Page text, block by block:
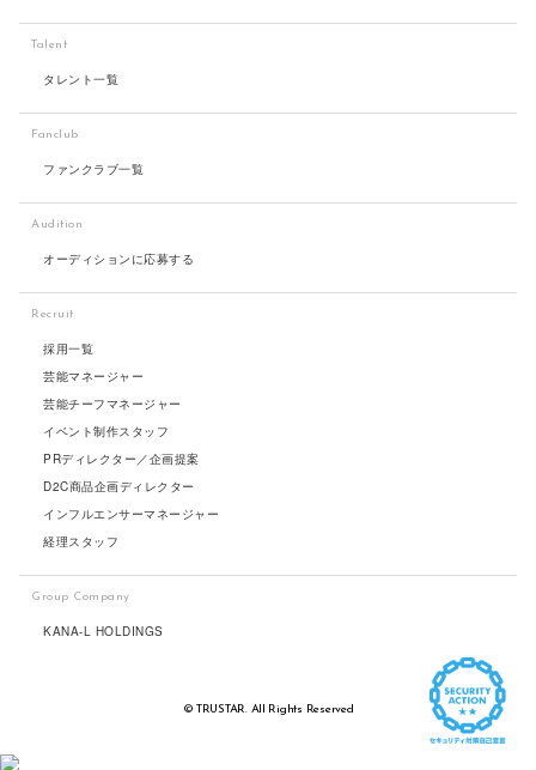
Talent
タレント一覧
Fanclub
ファンクラブ一覧
Audition
オーディションに応募する
Recruit
採用一覧
芸能マネージャー
芸能チーフマネージャー
イベント制作スタッフ
PRディレクター／企画提案
D2C商品企画ディレクター
インフルエンサーマネージャー
経理スタッフ
Group Company
KANA-L HOLDINGS
© TRUSTAR. All Rights Reserved